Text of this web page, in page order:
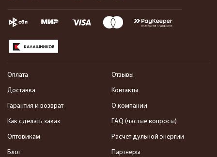
Оплата
Доставка
Гарантия и возврат
Как сделать заказ
Оптовикам
Блог
Отзывы
Контакты
О компании
FAQ (частые вопросы)
Расчет дульной энергии
Партнеры